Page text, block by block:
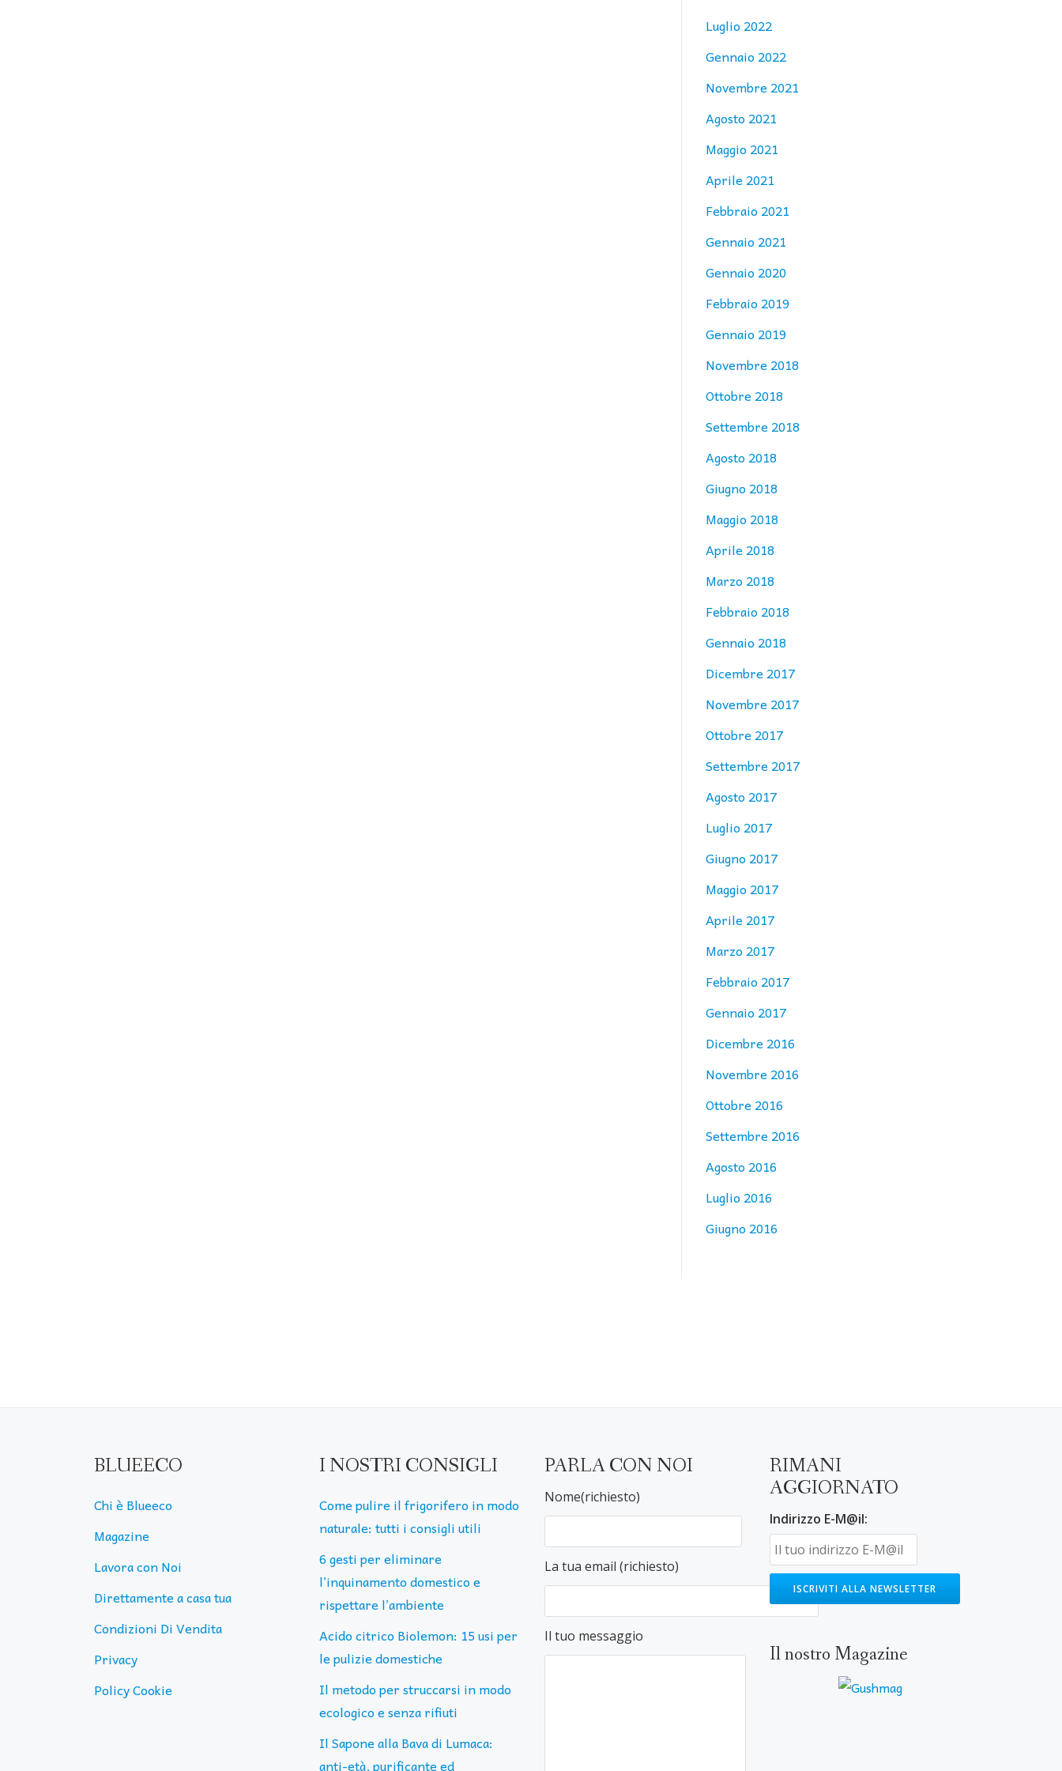
Luglio 2022
Gennaio 2022
Novembre 2021
Agosto 2021
Maggio 2021
Aprile 2021
Febbraio 2021
Gennaio 2021
Gennaio 2020
Febbraio 2019
Gennaio 2019
Novembre 2018
Ottobre 2018
Settembre 2018
Agosto 2018
Giugno 2018
Maggio 2018
Aprile 2018
Marzo 2018
Febbraio 2018
Gennaio 2018
Dicembre 2017
Novembre 2017
Ottobre 2017
Settembre 2017
Agosto 2017
Luglio 2017
Giugno 2017
Maggio 2017
Aprile 2017
Marzo 2017
Febbraio 2017
Gennaio 2017
Dicembre 2016
Novembre 2016
Ottobre 2016
Settembre 2016
Agosto 2016
Luglio 2016
Giugno 2016
BLUEECO
Chi è Blueeco
Magazine
Lavora con Noi
Direttamente a casa tua
Condizioni Di Vendita
Privacy
Policy Cookie
I NOSTRI CONSIGLI
Come pulire il frigorifero in modo
naturale: tutti i consigli utili
6 gesti per eliminare
l’inquinamento domestico e
rispettare l’ambiente
Acido citrico Biolemon: 15 usi per
le pulizie domestiche
Il metodo per struccarsi in modo
ecologico e senza rifiuti
Il Sapone alla Bava di Lumaca:
anti-età, purificante ed
PARLA CON NOI
Nome(richiesto)
La tua email (richiesto)
Il tuo messaggio
RIMANI
AGGIORNATO
Indirizzo E-M@il:
Il nostro Magazine